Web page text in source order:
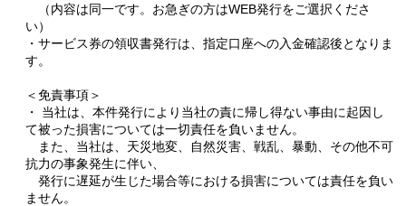
（内容は同一です。お急ぎの方はWEB発行をご選択くださ
い）
・サービス券の領収書発行は、指定口座への入金確認後となりま
す。
＜免責事項＞
・ 当社は、本件発行により当社の責に帰し得ない事由に起因し
て被った損害については一切責任を負いません。
また、当社は、天災地変、自然災害、戦乱、暴動、その他不可
抗力の事象発生に伴い、
発行に遅延が生じた場合等における損害については責任を負い
ません。